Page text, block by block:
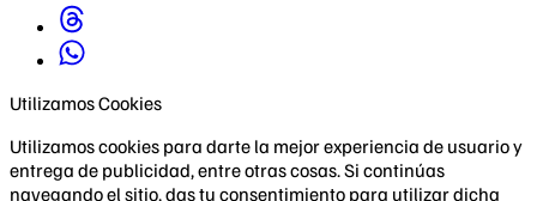
Utilizamos Cookies
Utilizamos cookies para darte la mejor experiencia de usuario y
entrega de publicidad, entre otras cosas. Si continúas
navegando el sitio, das tu consentimiento para utilizar dicha